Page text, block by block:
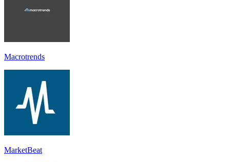
Macrotrends
MarketBeat